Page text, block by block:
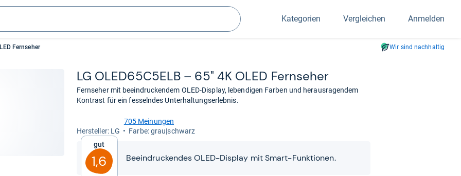
Suchen
Kategorien Vergleichen Anmelden
Fernseher Wir sind nachhaltig
LG OLED65C5ELB – 65" 4K OLED Fern­se­her
Fernseher mit beeindruckendem OLED-Display, lebendigen Farben und herausragendem
Kontrast für ein fesselndes Unterhaltungserlebnis.
von
Sternen
705 Meinungen
Her­stel­ler: LG
Farbe: grau|schwarz
Gut
1,6 Beeindruckendes OLED-Display mit Smart-Funktionen.